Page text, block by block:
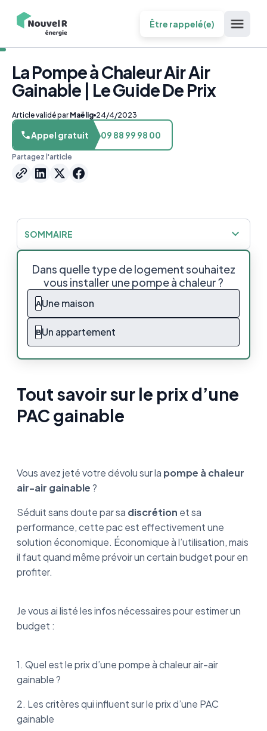
Être rappelé(e)
La Pompe à Chaleur Air Air
Gainable | Le Guide De Prix
Article validé par Maëlig 24/4/2023
Appel gratuit 09 88 99 98 00
Partagez l'article
Dans quelle type de logement souhaitez
vous installer une pompe à chaleur ?
AUne maison
BUn appartement
Tout savoir sur le prix d’une
PAC gainable
Vous avez jeté votre dévolu sur la pompe à chaleur
air-air gainable?
Séduit sans doute par sa discrétion et sa
performance, cette pac est effectivement une
solution économique. Économique à l’utilisation, mais
il faut quand même prévoir un certain budget pour en
profiter.
Je vous ai listé les infos nécessaires pour estimer un
budget :
1. Quel est le prix d’une pompe à chaleur air-air
gainable ?
2. Les critères qui influent sur le prix d’une PAC
gainable
SOMMAIRE
Quel est le prix d’une pompe à chaleur air-air
gainable ?
Les critères qui influent sur le prix d’une PAC
gainable
Ce qu’il faut retenir